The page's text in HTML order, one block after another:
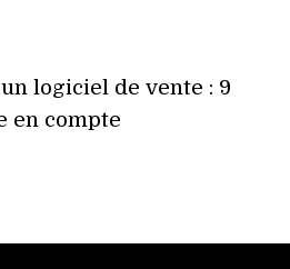
logiciel de vente : 9
en compte